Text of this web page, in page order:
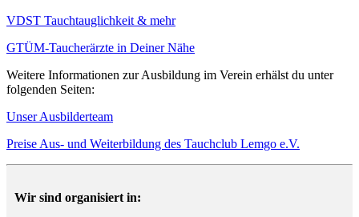
VDST Tauchtauglichkeit & mehr
GTÜM-Taucherärzte in Deiner Nähe
Weitere Informationen zur Ausbildung im Verein erhälst du unter
folgenden Seiten:
Unser Ausbilderteam
Preise Aus- und Weiterbildung des Tauchclub Lemgo e.V.
Wir sind organisiert in: